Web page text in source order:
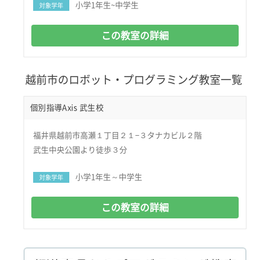
対象学年 小学1年生~中学生
この教室の詳細
越前市のロボット・プログラミング教室一覧
個別指導Axis 武生校
福井県越前市高瀬１丁目２１−３タナカビル２階
武生中央公園より徒歩３分
対象学年 小学1年生～中学生
この教室の詳細